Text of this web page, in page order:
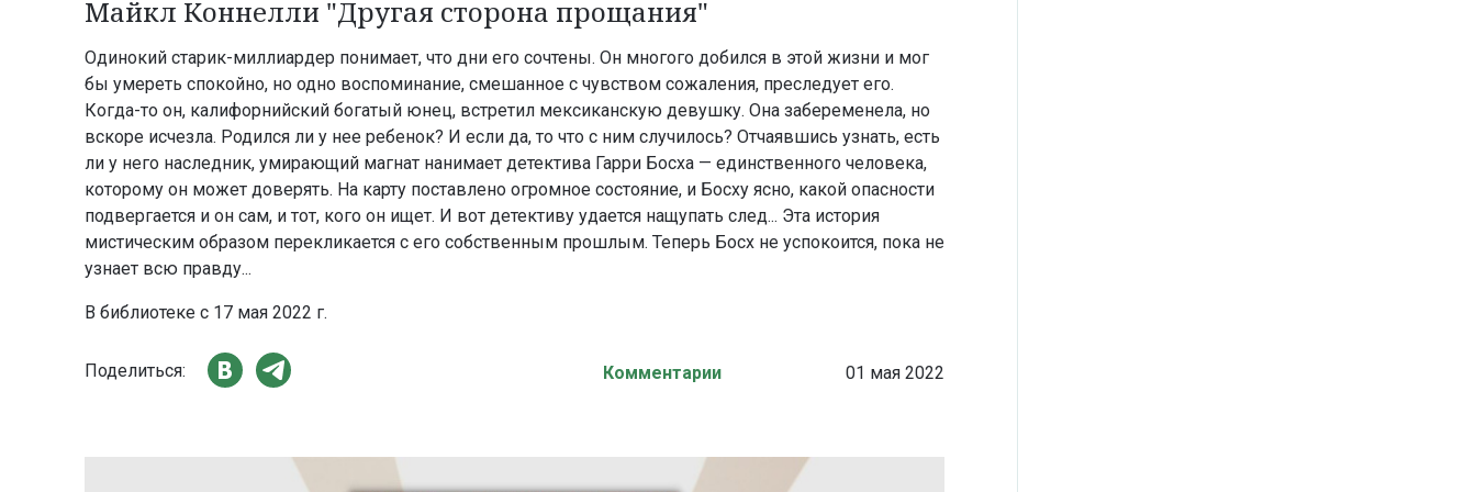
Майкл Коннелли "Другая сторона прощания"
Одинокий старик-миллиардер понимает, что дни его сочтены. Он многого добился в этой жизни и мог
бы умереть спокойно, но одно воспоминание, смешанное с чувством сожаления, преследует его.
Когда-то он, калифорнийский богатый юнец, встретил мексиканскую девушку. Она забеременела, но
вскоре исчезла. Родился ли у нее ребенок? И если да, то что с ним случилось? Отчаявшись узнать, есть
ли у него наследник, умирающий магнат нанимает детектива Гарри Босха — единственного человека,
которому он может доверять. На карту поставлено огромное состояние, и Босху ясно, какой опасности
подвергается и он сам, и тот, кого он ищет. И вот детективу удается нащупать след... Эта история
мистическим образом перекликается с его собственным прошлым. Теперь Босх не успокоится, пока не
узнает всю правду...
В библиотеке с 17 мая 2022 г.
01 мая 2022
Поделиться: Комментарии